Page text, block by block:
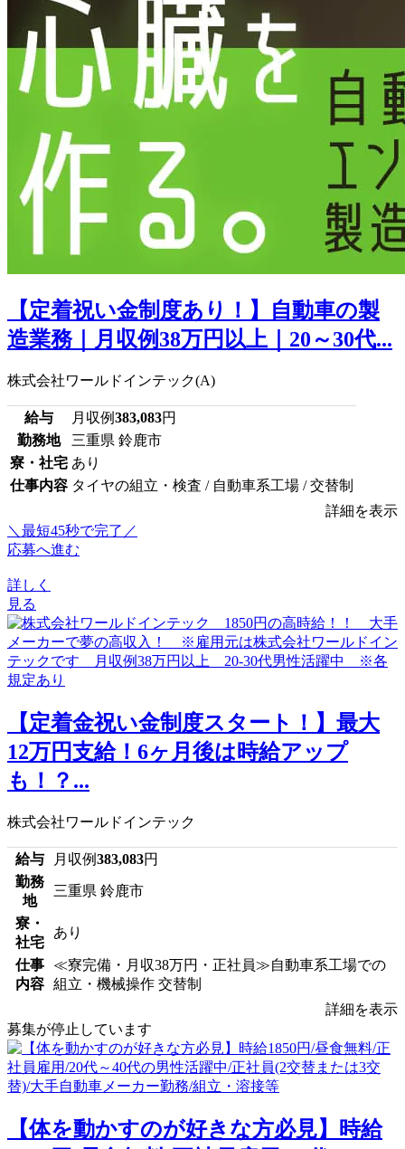
【定着祝い金制度あり！】自動車の製
造業務｜月収例38万円以上｜20～30代...
株式会社ワールドインテック(A)
給与 月収例383,083円
勤務地
三重県 鈴鹿市
寮・社宅 あり
仕事内容 タイヤの組立・検査 / 自動車系工場 / 交替制
詳細を表示
＼最短45秒で完了／
応募へ進む
詳しく
見る
【定着金祝い金制度スタート！】最大
12万円支給！6ヶ月後は時給アップ
も！？...
株式会社ワールドインテック
給与 月収例383,083円
勤務
地
三重県 鈴鹿市
寮・
社宅
あり
仕事
内容
≪寮完備・月収38万円・正社員≫自動車系工場での
組立・機械操作 交替制
詳細を表示
募集が停止しています
【体を動かすのが好きな方必見】時給